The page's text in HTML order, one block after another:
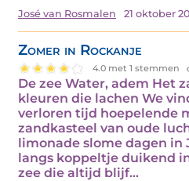
José van Rosmalen 21 oktober
Zomer in Rockanje
4.0 met 1 stemmen
De zee Water, adem Het
kleuren die lachen We
verloren tijd hoepelende
zandkasteel van oude
limonade slome dagen in
langs koppeltje duikend
zee die altijd blijf...